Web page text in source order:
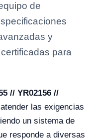
de
y
para
// YR02156 //
las exigencias
un sistema de
responde a diversas